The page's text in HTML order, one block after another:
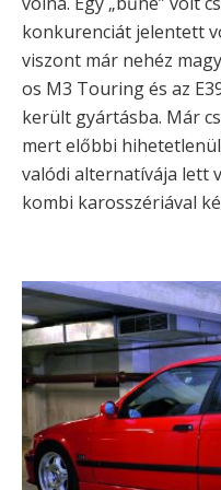
konkurenciát jelentett
viszont már nehéz
os M3 Touring és az
került gyártásba. Már
mert előbbi
valódi alternatívája lett
kombi karosszériával